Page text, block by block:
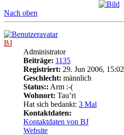
Nach oben
BJ
Administrator
Beiträge: 1135
Registriert: 29. Jun 2006, 15:02
Geschlecht: männlich
Status:: Arm :-(
Wohnort: Tau’ri
Hat sich bedankt: 3 Mal
Kontaktdaten:
Kontaktdaten von BJ
Website